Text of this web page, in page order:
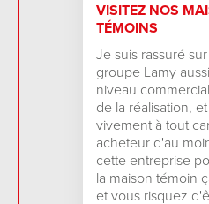
VISITEZ NOS
TÉMOINS
Je suis rassuré
groupe Lamy
niveau
de la réalisation,
vivement à tout
acheteur d'au
cette entreprise
la maison témoin
et vous risquez